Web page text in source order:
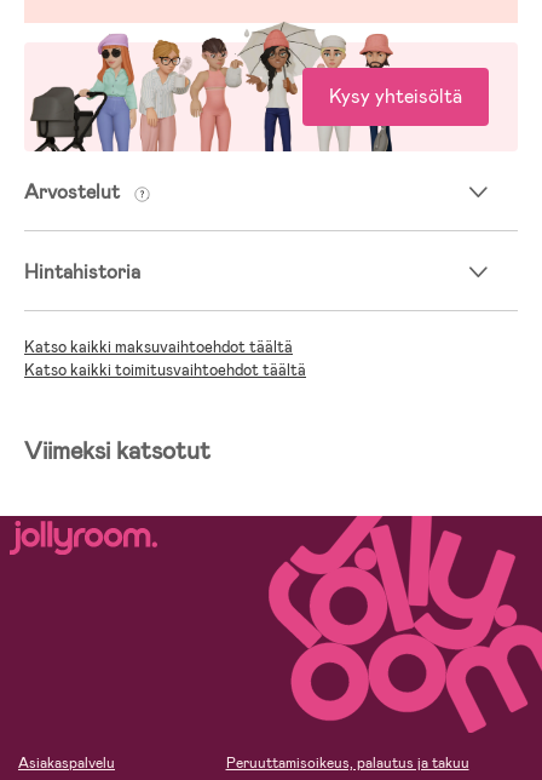
Kysy yhteisöltä
Arvostelut
Hintahistoria
Katso kaikki maksuvaihtoehdot täältä
Katso kaikki toimitusvaihtoehdot täältä
Viimeksi katsotut
Asiakaspalvelu
Peruuttamisoikeus, palautus ja takuu